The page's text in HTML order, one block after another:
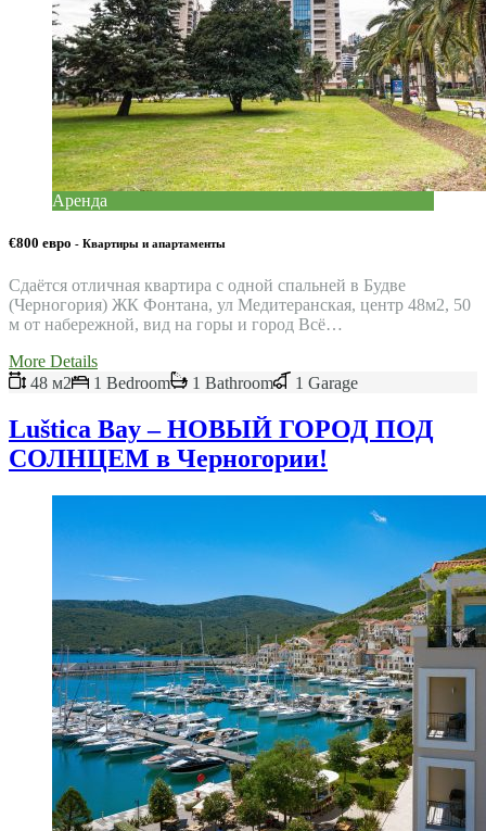
Аренда
€800 евро - Квартиры и апартаменты
Сдаётся отличная квартира с одной спальней в Будве
(Черногория) ЖК Фонтана, ул Медитеранская, центр 48м2, 50
м от набережной, вид на горы и город Всё…
More Details
48 м2
1 Bedroom 1 Bathroom 1 Garage
Luštica Bay – НОВЫЙ ГОРОД ПОД
СОЛНЦЕМ в Черногории!